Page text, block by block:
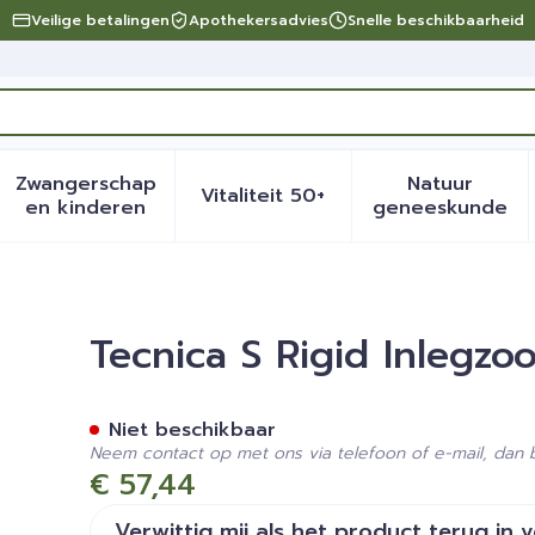
Veilige betalingen Apothekersadvies Snelle beschikbaarheid
verzorging en hygiëne categorie
voor Dieet, voeding en vitamines categorie
Zwangerschap
en kinderenToon submenu voor Zwangerschap en
Vitaliteit 50+Toon submenu voor
Natuur
geneeskunde
Toon
Tecnica S Rigid
€ 57,44
Niet beschikbaar
Neem contact op met ons via telefoon of e-mail, dan